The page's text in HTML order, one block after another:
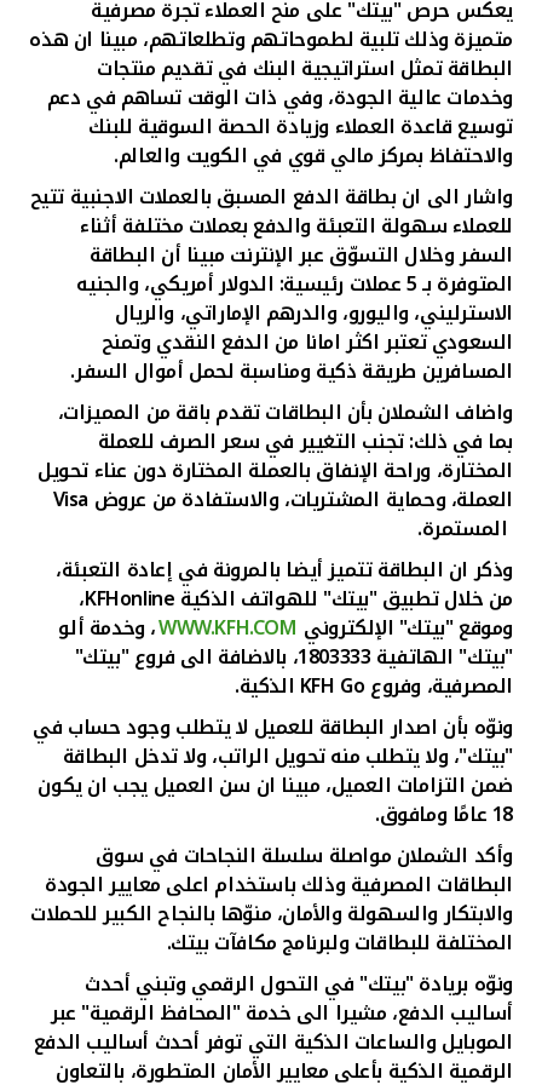
يعكس حرص "بيتك" على منح العملاء تجرة مصرفية
متميزة وذلك تلبية لطموحاتهم وتطلعاتهم، مبينا ان هذه
البطاقة تمثل استراتيجية البنك في تقديم منتجات
وخدمات عالية الجودة، وفي ذات الوقت تساهم في دعم
توسيع قاعدة العملاء وزيادة الحصة السوقية للبنك
والاحتفاظ بمركز مالي قوي في الكويت والعالم.
واشار الى ان بطاقة الدفع المسبق بالعملات الاجنبية تتيح
للعملاء سهولة التعبئة والدفع بعملات مختلفة أثناء
السفر وخلال التسوّق عبر الإنترنت مبينا أن البطاقة
المتوفرة بـ 5 عملات رئيسية: الدولار أمريكي، والجنيه
الاسترليني، واليورو، والدرهم الإماراتي، والريال
السعودي تعتبر اكثر امانا من الدفع النقدي وتمنح
المسافرين طريقة ذكية ومناسبة لحمل أموال السفر.
واضاف الشملان بأن البطاقات تقدم باقة من المميزات،
بما في ذلك: تجنب التغيير في سعر الصرف للعملة
المختارة، وراحة الإنفاق بالعملة المختارة دون عناء تحويل
العملة، وحماية المشتريات، والاستفادة من عروضVisa
المستمرة.
وذكر ان البطاقة تتميز أيضا بالمرونة في إعادة التعبئة،
من خلال تطبيق "بيتك" للهواتف الذكيةKFHonline،
وموقع "بيتك" الإلكتروني WWW.KFH.COM، وخدمة ألو
"بيتك" الهاتفية 1803333، بالاضافة الى فروع "بيتك"
المصرفية، وفروعKFH Go الذكية.
ونوّه بأن اصدار البطاقة للعميل لا يتطلب وجود حساب في
"بيتك"، ولا يتطلب منه تحويل الراتب، ولا تدخل البطاقة
ضمن التزامات العميل، مبينا ان سن العميل يجب ان يكون
18 عامًا ومافوق.
وأكد الشملان مواصلة سلسلة النجاحات في سوق
البطاقات المصرفية وذلك باستخدام اعلى معايير الجودة
والابتكار والسهولة والأمان، منوّها بالنجاح الكبير للحملات
المختلفة للبطاقات ولبرنامج مكافآت بيتك.
ونوّه بريادة "بيتك" في التحول الرقمي وتبني أحدث
أساليب الدفع، مشيرا الى خدمة "المحافظ الرقمية" عبر
الموبايل والساعات الذكية التي توفر أحدث أساليب الدفع
الرقمية الذكية بأعلى معايير الأمان المتطورة، بالتعاون